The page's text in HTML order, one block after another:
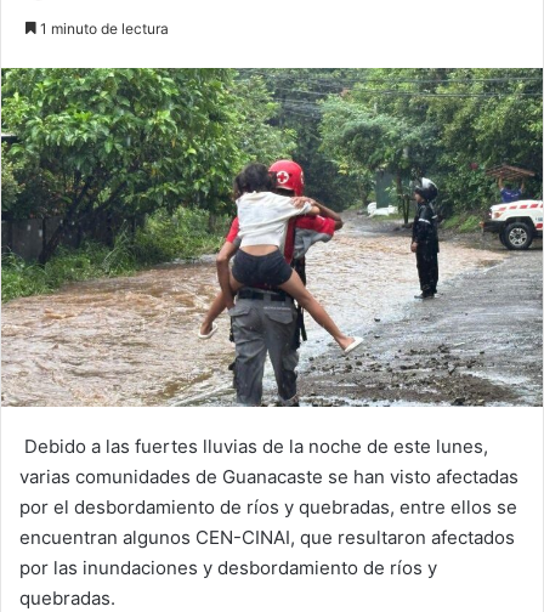
1 minuto de lectura
Debido a las fuertes lluvias de la noche de este lunes,
varias comunidades de Guanacaste se han visto afectadas
por el desbordamiento de ríos y quebradas, entre ellos se
encuentran algunos CEN-CINAI, que resultaron afectados
por las inundaciones y desbordamiento de ríos y
quebradas.